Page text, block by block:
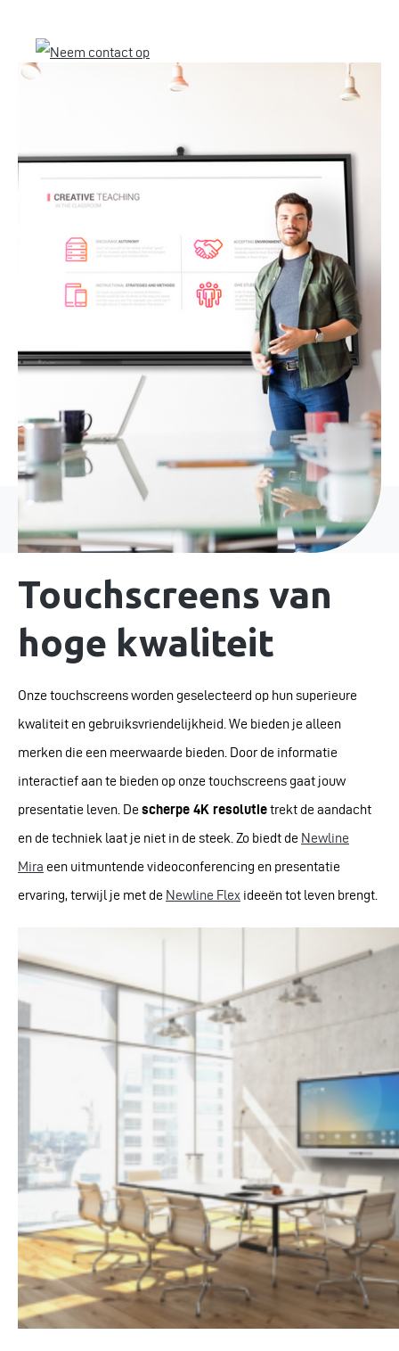
Touchscreens van
hoge kwaliteit
Onze touchscreens worden geselecteerd op hun superieure
kwaliteit en gebruiksvriendelijkheid. We bieden je alleen
merken die een meerwaarde bieden. Door de informatie
interactief aan te bieden op onze touchscreens gaat jouw
presentatie leven. Descherpe 4K resolutietrekt de aandacht
en de techniek laat je niet in de steek. Zo biedt de Newline
Mira een uitmuntende videoconferencing en presentatie
ervaring, terwijl je met de Newline Flex ideeën tot leven brengt.